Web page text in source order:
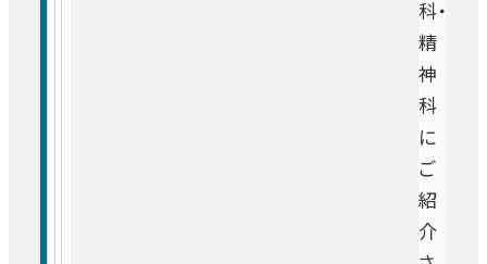
科・
精
神
科
に
ご
紹
介